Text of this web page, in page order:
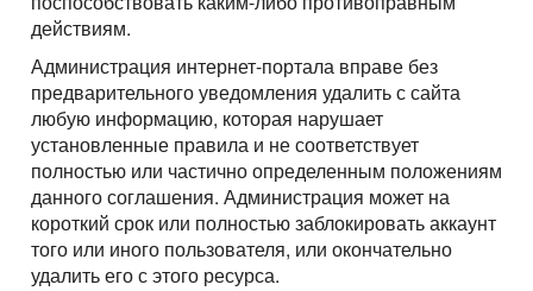
действиям.
Администрация интернет-портала вправе без
предварительного уведомления удалить с сайта
любую информацию, которая нарушает
установленные правила и не соответствует
полностью или частично определенным положениям
данного соглашения. Администрация может на
короткий срок или полностью заблокировать аккаунт
того или иного пользователя, или окончательно
удалить его с этого ресурса.